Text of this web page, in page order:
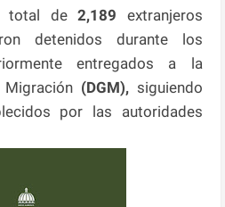
total de2,189 extranjeros
detenidos durante los
entregados a la
(DGM),siguiendo
por las autoridades